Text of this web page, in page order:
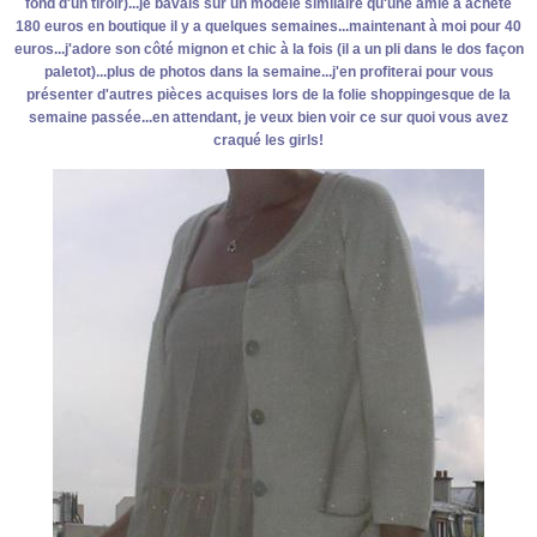
fond d'un tiroir)...je bavais sur un modèle similaire qu'une amie a acheté
180 euros en boutique il y a quelques semaines...maintenant à moi pour 40
euros...j'adore son côté mignon et chic à la fois (il a un pli dans le dos façon
paletot)...plus de photos dans la semaine...j'en profiterai pour vous
présenter d'autres pièces acquises lors de la folie shoppingesque de la
semaine passée...en attendant, je veux bien voir ce sur quoi vous avez
craqué les girls!